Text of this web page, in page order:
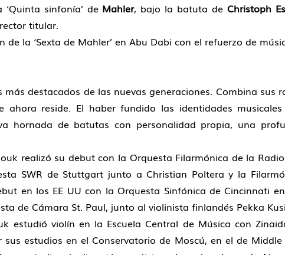
sinfonía’ de Mahler, bajo la batuta de Christoph
titular.
la ‘Sexta de Mahler’ en Abu Dabi con el refuerzo de
destacados de las nuevas generaciones. Combina sus
ahora reside. El haber fundido las identidades
hornada de batutas con personalidad propia, una
realizó su debut con la Orquesta Filarmónica de la
SWR de Stuttgart junto a Christian Poltera y la
en los EE UU con la Orquesta Sinfónica de Cincinnati
de Cámara St. Paul, junto al violinista finlandés Pekka
estudió violín en la Escuela Central de Música con
estudios en el Conservatorio de Moscú, en el de